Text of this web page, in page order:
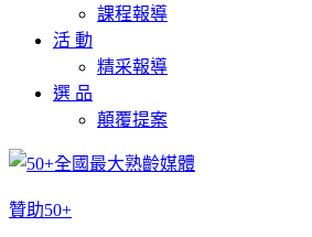
課程報導
活 動
精采報導
選 品
顛覆提案
贊助50+